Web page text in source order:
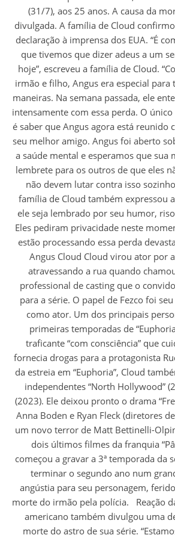
(31/7), aos 25 anos. A causa da
divulgada. A família de Cloud
declaração à imprensa dos EUA. “É
que tivemos que dizer adeus a um
hoje”, escreveu a família de Cloud.
irmão e filho, Angus era especial para
maneiras. Na semana passada, ele
intensamente com essa perda. O
é saber que Angus agora está reunido
seu melhor amigo. Angus foi aberto
a saúde mental e esperamos que sua
lembrete para os outros de que eles
não devem lutar contra isso
família de Cloud também expressou
ele seja lembrado por seu humor,
Eles pediram privacidade neste
estão processando essa perda
Angus Cloud Cloud virou ator por
atravessando a rua quando
professional de casting que o
para a série. O papel de Fezco foi
como ator. Um dos principais
primeiras temporadas de
traficante “com consciência” que
fornecia drogas para a protagonista
da estreia em “Euphoria”, Cloud
independentes “North Hollywood”
(2023). Ele deixou pronto o drama
Anna Boden e Ryan Fleck (diretores
um novo terror de Matt Bettinelli-
dois últimos filmes da franquia
começou a gravar a 3ª temporada da
terminar o segundo ano num
angústia para seu personagem,
morte do irmão pela polícia. Reação
americano também divulgou uma
morte do astro de sua série.